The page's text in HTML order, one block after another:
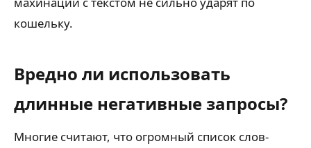
кошельку.
Вредно ли использовать
длинные негативные запросы?
Многие считают, что огромный список слов-